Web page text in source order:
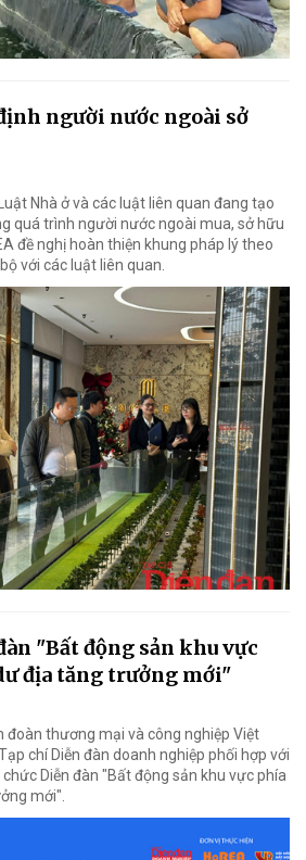
người nước ngoài sở
Nhà ở và các luật liên quan đang tạo
quá trình người nước ngoài mua, sở hữu
đề nghị hoàn thiện khung pháp lý theo
với các luật liên quan.
"Bất động sản khu vực
địa tăng trưởng mới"
đoàn thương mại và công nghiệp Việt
chí Diễn đàn doanh nghiệp phối hợp với
Diễn đàn "Bất động sản khu vực phía
mới".